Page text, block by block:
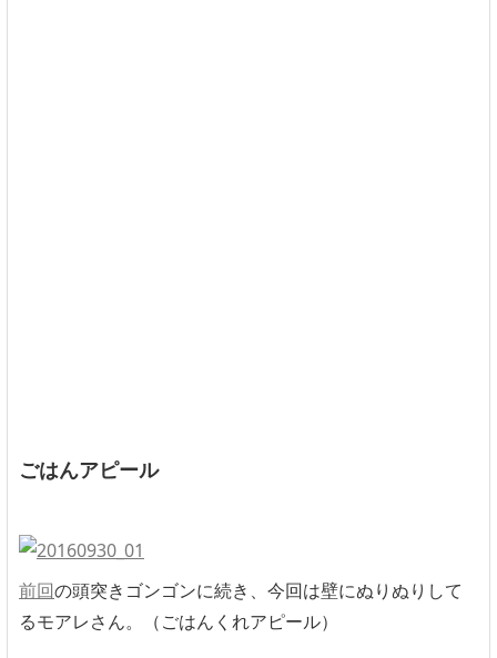
ごはんアピール
前回の頭突きゴンゴンに続き、今回は壁にぬりぬりして
るモアレさん。（ごはんくれアピール）